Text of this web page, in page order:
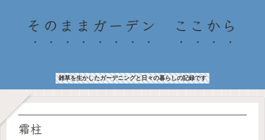
そのままガーデン ここから
雑草を生かしたガーデニングと日々の暮らしの記録です
霜柱